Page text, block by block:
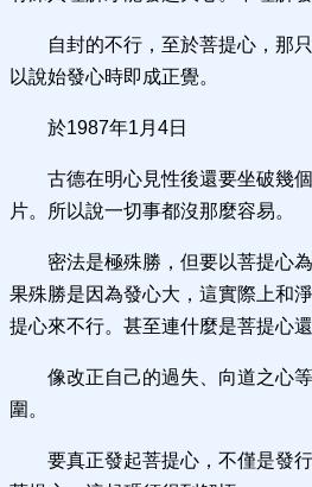
自封的不行，至於菩提心，那
以說始發心時即成正覺。
於1987年1月4日
古德在明心見性後還要坐破幾
片。所以說一切事都沒那麼容易。
密法是極殊勝，但要以菩提心
果殊勝是因為發心大，這實際上和
提心來不行。甚至連什麼是菩提心
像改正自己的過失、向道之心
圍。
要真正發起菩提心，不僅是發